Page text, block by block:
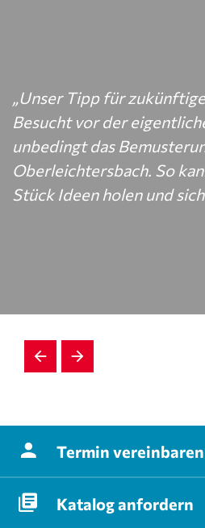
„Unser Tipp für
Besucht vor der
unbedingt das
Oberleichtersbach. So
Stück Ideen holen und
Termin vereinbaren
Kataloganfordern